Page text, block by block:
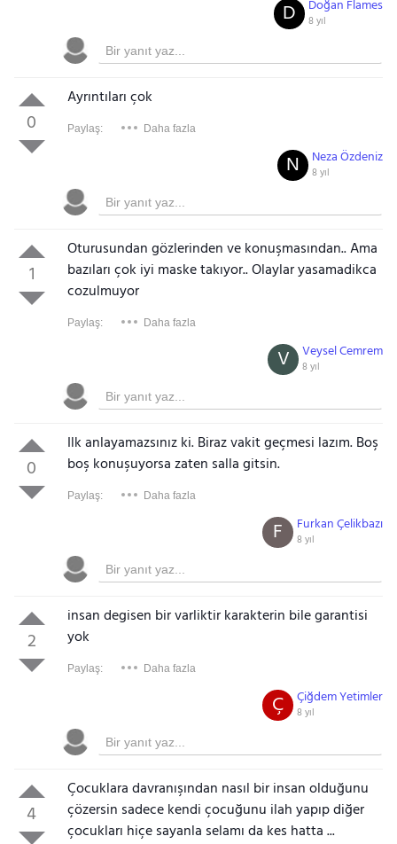
Doğan Flames
8 yıl
D
0
Ayrıntıları çok
Paylaş: Daha fazla
Neza Özdeniz
8 yıl
N
1
Oturusundan gözlerinden ve konuşmasından.. Ama
bazıları çok iyi maske takıyor.. Olaylar yasamadikca
cozulmuyor
Paylaş: Daha fazla
Veysel Cemrem
8 yıl
V
0
Ilk anlayamazsınız ki. Biraz vakit geçmesi lazım. Boş
boş konuşuyorsa zaten salla gitsin.
Paylaş: Daha fazla
Furkan Çelikbazı
8 yıl
F
2
insan degisen bir varliktir karakterin bile garantisi
yok
Paylaş: Daha fazla
Çiğdem Yetimler
8 yıl
Ç
4
Çocuklara davranışından nasıl bir insan olduğunu
çözersin sadece kendi çocuğunu ilah yapıp diğer
çocukları hiçe sayanla selamı da kes hatta ...